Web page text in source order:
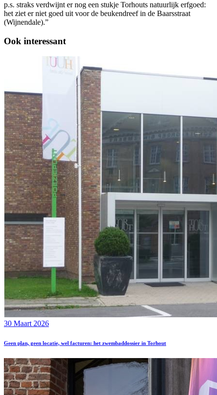
p.s. straks verdwijnt er nog een stukje Torhouts natuurlijk erfgoed:
het ziet er niet goed uit voor de beukendreef in de Baarsstraat
(Wijnendale).”
Ook interessant
30 Maart 2026
Geen plan, geen locatie, wel facturen: het zwembaddossier in Torhout